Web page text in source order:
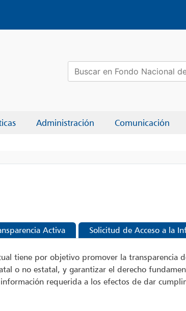
Administración Comunicación
Buscar:
Activa Solicitud de Acceso a la
tiene por objetivo promover la transparencia
o no estatal, y garantizar el derecho
requerida a los efectos de dar